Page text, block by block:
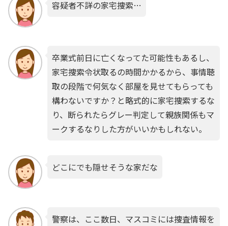
容疑者不詳の家宅捜索…
卒業式前日に亡くなってた可能性もあるし、
家宅捜索令状取るの時間かかるから、事情聴
取の段階で何気なく部屋を見せてもらっても
構わないですか？と略式的に家宅捜索するな
り、断られたらグレー判定して親族関係もマ
ークするなりした方がいいかもしれない。
どこにでも隠せそうな家だな
警察は、ここ数日、マスコミには捜査情報を